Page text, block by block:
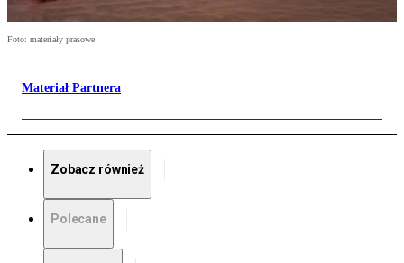
Foto: materiały prasowe
Materiał Partnera
Zobacz również
Polecane